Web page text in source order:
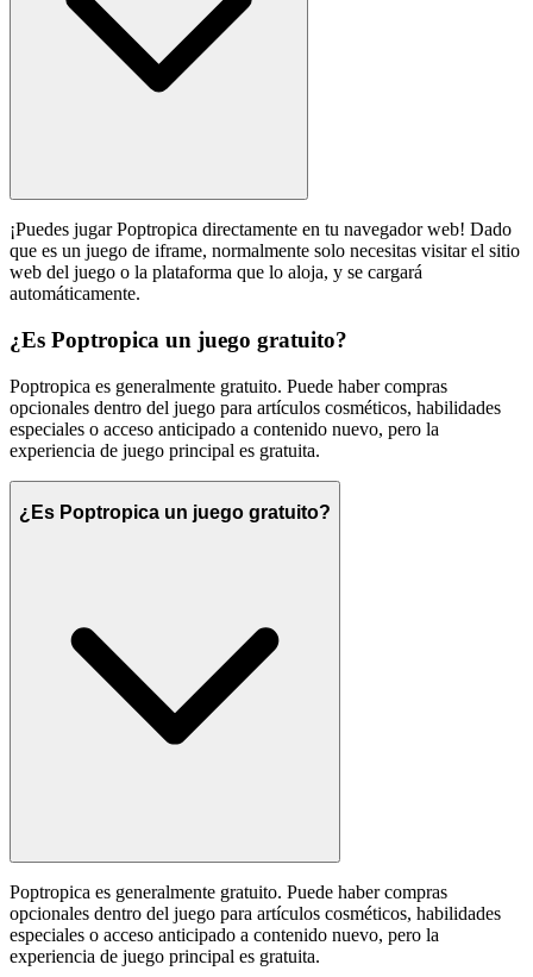
¡Puedes jugar Poptropica directamente en tu navegador web! Dado
que es un juego de iframe, normalmente solo necesitas visitar el sitio
web del juego o la plataforma que lo aloja, y se cargará
automáticamente.
¿Es Poptropica un juego gratuito?
Poptropica es generalmente gratuito. Puede haber compras
opcionales dentro del juego para artículos cosméticos, habilidades
especiales o acceso anticipado a contenido nuevo, pero la
experiencia de juego principal es gratuita.
¿Es Poptropica un juego gratuito?
Poptropica es generalmente gratuito. Puede haber compras
opcionales dentro del juego para artículos cosméticos, habilidades
especiales o acceso anticipado a contenido nuevo, pero la
experiencia de juego principal es gratuita.